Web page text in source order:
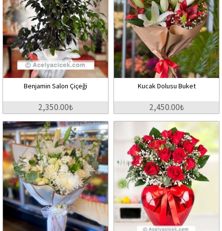
Benjamin Salon Çiçeği
2,350.00₺
Kucak Dolusu Buket
2,450.00₺